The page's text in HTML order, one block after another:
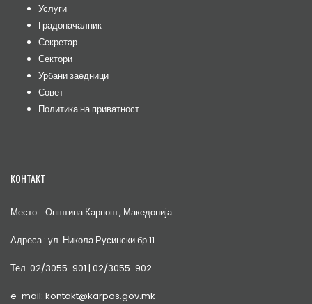
Услуги
Градоначалник
Секретар
Сектори
Урбани заедници
Совет
Политика на приватност
КОНТАКТ
Место : Општина Карпош , Македонија
Адреса : ул. Никола Русински бр.11
Тел. 02/3055-901 | 02/3055-902
e-mail: kontakt@karpos.gov.mk